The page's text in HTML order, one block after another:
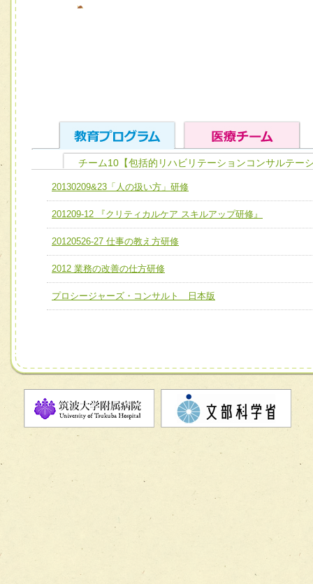
ユニット１ 医療人としての基礎能力
全人的医療を実践する医療人として、必要な基礎能力を身
ける
ユニット２ チーム医療構成力
必要に応じて柔軟に医療チームを組織し、強調できる
ユニット３ 多職種連携力
他職種の視点とスキルを学び、相互理解と連携を深める
チーム01【病院内横断的問題解決チーム】
チーム02【地域医療連携推進による高度医療を必要とする
宅患者等支援チーム】
チーム03【癌患者服薬サポートチーム】
チーム04【口腔ケアチーム】
チーム07【病院職員に対する院内感染対策教育チーム】
チーム08【地域関係機関と連携した小児リハビリテーショ
チーム】
チーム09【術前から始める周術期リハビリテーションチー
チーム11【摂食・嚥下サポートチーム】
チーム12【こどもの食育支援チーム】
チーム13【非がんに対する緩和ケアチーム】
チーム10【包括的リハビリテーションコンサルテー
20130209&23「人の扱い方」研修
201209-12 『クリティカルケア スキルアップ研修』
20120526-27 仕事の教え方研修
2012 業務の改善の仕方研修
プロシージャーズ・コンサルト 日本版